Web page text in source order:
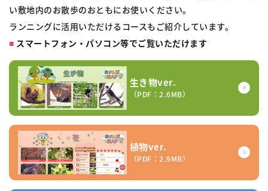
い敷地内のお散歩のおともにお使いください。
ランニングに活用いただけるコースもご紹介しています。
■ スマートフォン・パソコン等でご覧いただけます
生き物ver.
（PDF：2.6MB）
植物ver.
（PDF：2.9MB）